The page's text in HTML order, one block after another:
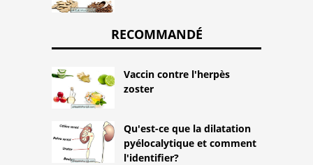
RECOMMANDÉ
Vaccin contre l'herpès
zoster
Qu'est-ce que la dilatation
pyélocalytique et comment
l'identifier?